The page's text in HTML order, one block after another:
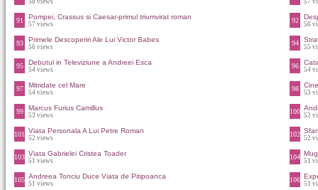
58 views 57
91 Pompei, Crassus si Caesar-primul triumvirat roman
57 views 92 56
93 Primele Descoperiri Ale Lui Victor Babes
56 views 94 55
95 Debutul in Televiziune a Andreei Esca
54 views 96 54
97 Mitridate cel Mare
54 views 98 53
99 Marcus Furius Camillus
53 views 100 52
101 Viata Personala A Lui Petre Roman
52 views 102 52
103 Viata Gabrielei Cristea Toader
51 views 104 51
105 Andreea Tonciu Duce Viata de Pitipoanca
51 views 106 51